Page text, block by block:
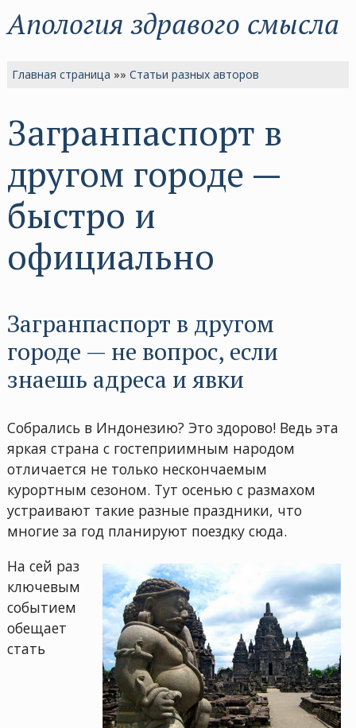
Апология здравого смысла
Главная страница »»Статьи разных авторов
Загранпаспорт в
другом городе —
быстро и
официально
Загранпаспорт в другом
городе — не вопрос, если
знаешь адреса и явки
Собрались в Индонезию? Это здорово! Ведь эта
яркая страна с гостеприимным народом
отличается не только нескончаемым
курортным сезоном. Тут осенью с размахом
устраивают такие разные праздники, что
многие за год планируют поездку сюда.
На сей раз
ключевым
событием
обещает
стать